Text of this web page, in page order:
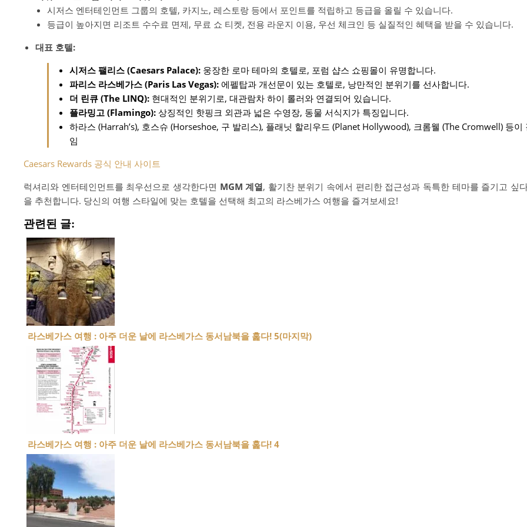
시저스 엔터테인먼트 그룹의 호텔, 카지노, 레스토랑 등에서 포인트를 적립하고 등급을 올릴 수 있습니다.
등급이 높아지면 리조트 수수료 면제, 무료 쇼 티켓, 전용 라운지 이용, 우선 체크인 등 실질적인 혜택을 받을 수 있습니다.
대표 호텔:
시저스 팰리스 (Caesars Palace): 웅장한 로마 테마의 호텔로, 포럼 샵스 쇼핑몰이 유명합니다.
파리스 라스베가스 (Paris Las Vegas): 에펠탑과 개선문이 있는 호텔로, 낭만적인 분위기를 선사합니다.
더 린큐 (The LINQ): 현대적인 분위기로, 대관람차 하이 롤러와 연결되어 있습니다.
플라밍고 (Flamingo): 상징적인 핫핑크 외관과 넓은 수영장, 동물 서식지가 특징입니다.
하라스 (Harrah’s), 호스슈 (Horseshoe, 구 발리스), 플래닛 할리우드 (Planet Hollywood), 크롬웰 (The Cromwell) 등이
임
Caesars Rewards 공식 안내 사이트
럭셔리와 엔터테인먼트를 최우선으로 생각한다면 MGM 계열, 활기찬 분위기 속에서 편리한 접근성과 독특한 테마를 즐기고 싶
을 추천합니다. 당신의 여행 스타일에 맞는 호텔을 선택해 최고의 라스베가스 여행을 즐겨보세요!
관련된 글:
라스베가스 여행 : 아주 더운 날에 라스베가스 동서남북을 훑다! 5(마지막)
라스베가스 여행 : 아주 더운 날에 라스베가스 동서남북을 훑다! 4